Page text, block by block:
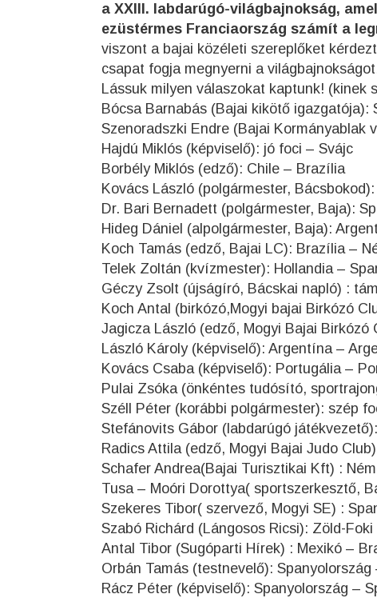
a XXIII. labdarúgó-világbajnokság,
ezüstérmes Franciaország számít a
viszont a bajai közéleti szereplőket
csapat fogja megnyerni a
Lássuk milyen válaszokat kaptunk! (kinek
Bócsa Barnabás (Bajai kikötő igazgatója):
Szenoradszki Endre (Bajai Kormányablak
Hajdú Miklós (képviselő): jó foci – Svájc
Borbély Miklós (edző): Chile – Brazília
Kovács László (polgármester,
Dr. Bari Bernadett (polgármester, Baja):
Hideg Dániel (alpolgármester, Baja):
Koch Tamás (edző, Bajai LC): Brazília –
Telek Zoltán (kvízmester): Hollandia –
Géczy Zsolt (újságíró, Bácskai napló) :
Koch Antal (birkózó,Mogyi bajai Birkózó
Jagicza László (edző, Mogyi Bajai
László Károly (képviselő): Argentína –
Kovács Csaba (képviselő): Portugália –
Pulai Zsóka (önkéntes tudósító,
Széll Péter (korábbi polgármester): szép
Stefánovits Gábor (labdarúgó
Radics Attila (edző, Mogyi Bajai Judo
Schafer Andrea(Bajai Turisztikai Kft) :
Tusa – Moóri Dorottya( sportszerkesztő,
Szekeres Tibor( szervező, Mogyi SE) :
Szabó Richárd (Lángosos Ricsi): Zöld-
Antal Tibor (Sugóparti Hírek) : Mexikó –
Orbán Tamás (testnevelő): Spanyolország
Rácz Péter (képviselő): Spanyolország –